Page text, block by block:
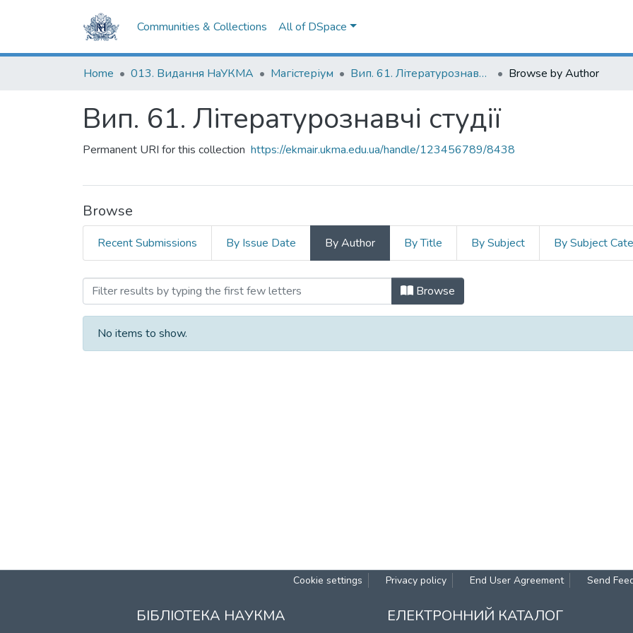
Communities & Collections All of DSpace
Home 013. Видання НаУКМА Магістеріум Вип. 61. Літературознавчі студії Browse by Author
Вип. 61. Літературознавчі студії
Permanent URI for this collection https://ekmair.ukma.edu.ua/handle/123456789/8438
Browse
Recent Submissions By Issue Date By Author By Title By Subject By Subject
Browsing Вип. 61. Літературознавчі студії by Author
Browse
No items to show.
Cookie settings Privacy policy End User Agreement Send
БІБЛІОТЕКА НАУКМА ЕЛЕКТРОННИЙ КАТАЛОГ